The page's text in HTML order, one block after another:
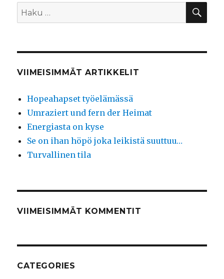
Etsi:
VIIMEISIMMÄT ARTIKKELIT
Hopeahapset työelämässä
Umraziert und fern der Heimat
Energiasta on kyse
Se on ihan höpö joka leikistä suuttuu…
Turvallinen tila
VIIMEISIMMÄT KOMMENTIT
CATEGORIES